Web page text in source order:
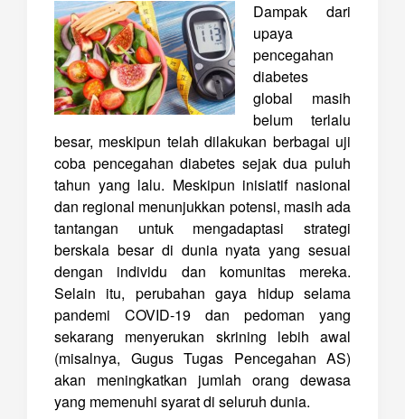
Dampak dari
upaya
pencegahan
diabetes
global masih
belum terlalu
besar, meskipun telah dilakukan berbagai uji
coba pencegahan diabetes sejak dua puluh
tahun yang lalu. Meskipun inisiatif nasional
dan regional menunjukkan potensi, masih ada
tantangan untuk mengadaptasi strategi
berskala besar di dunia nyata yang sesuai
dengan individu dan komunitas mereka.
Selain itu, perubahan gaya hidup selama
pandemi COVID-19 dan pedoman yang
sekarang menyerukan skrining lebih awal
(misalnya, Gugus Tugas Pencegahan AS)
akan meningkatkan jumlah orang dewasa
yang memenuhi syarat di seluruh dunia.